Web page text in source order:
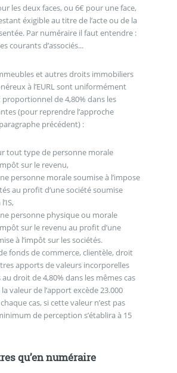
les deux faces, ou 6€ pour une face,
éxigible au titre de l’acte ou de la
Par numéraire il faut entendre :
courants d’associés...
et autres droits immobiliers
à l’EURL sont uniformément
de 4,80% dans les
(pour reprendre l’approche
précédent) :
tout type de personne morale
sur le revenu,
personne morale soumise à l’impose
au profit d’une société soumise
personne physique ou morale
sur le revenu au profit d’une
à l’impôt sur les sociétés.
fonds de commerce, clientèle, droit
apports de valeurs incorporelles
droit de 4,80% dans les mêmes cas
valeur de l’apport excède 23.000
cas, si cette valeur n’est pas
de perception s’établira à 15
qu’en numéraire